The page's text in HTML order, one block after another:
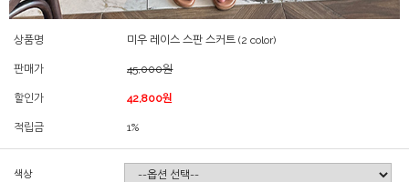
상품명 미우 레이스 스판 스커트 (2 color)
판매가 45,000원
할인가 42,800원
적립금 1%
색상